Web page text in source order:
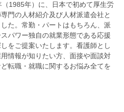
（1985年）に、日本で初めて厚生労
門の人材紹介及び人材派遣会社と
た。常勤・パートはもちろん、派
パワー独自の就業形態である応援
をご提案いたします。看護師とし
情報が知りたい方、面接や面談対
転職・就職に関するお悩み全てを